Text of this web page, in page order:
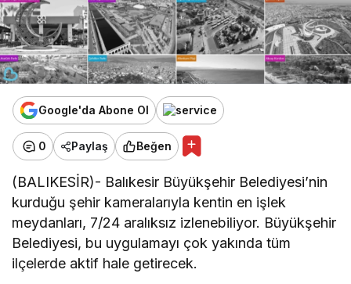
Google'da Abone Ol
0 Paylaş Beğen
(BALIKESİR)- Balıkesir Büyükşehir Belediyesi’nin
kurduğu şehir kameralarıyla kentin en işlek
meydanları, 7/24 aralıksız izlenebiliyor. Büyükşehir
Belediyesi, bu uygulamayı çok yakında tüm
ilçelerde aktif hale getirecek.